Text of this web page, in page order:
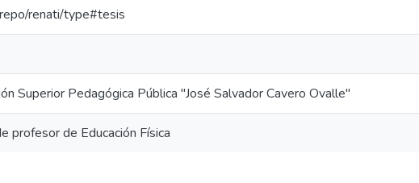
renati/type#tesis
Superior Pedagógica Pública "José Salvador Cavero Ovalle"
profesor de Educación Física